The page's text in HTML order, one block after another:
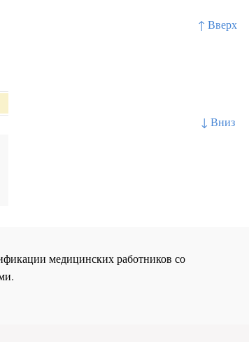
↑ Вверх
↓ Вниз
медицинских работников со